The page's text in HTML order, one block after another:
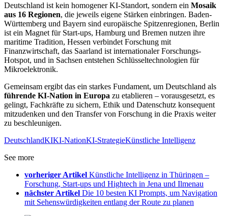
Deutschland ist kein homogener KI-Standort, sondern ein Mosaik
aus 16 Regionen, die jeweils eigene Stärken einbringen. Baden-
Württemberg und Bayern sind europäische Spitzenregionen, Berlin
ist ein Magnet für Start-ups, Hamburg und Bremen nutzen ihre
maritime Tradition, Hessen verbindet Forschung mit
Finanzwirtschaft, das Saarland ist internationaler Forschungs-
Hotspot, und in Sachsen entstehen Schlüsseltechnologien für
Mikroelektronik.
Gemeinsam ergibt das ein starkes Fundament, um Deutschland als
führende KI-Nation in Europa zu etablieren – vorausgesetzt, es
gelingt, Fachkräfte zu sichern, Ethik und Datenschutz konsequent
mitzudenken und den Transfer von Forschung in die Praxis weiter
zu beschleunigen.
DeutschlandKIKI-NationKI-StrategieKünstliche Intelligenz
See more
vorheriger Artikel Künstliche Intelligenz in Thüringen –
Forschung, Start-ups und Hightech in Jena und Ilmenau
nächster Artikel Die 10 besten KI Prompts, um Navigation
mit Sehenswürdigkeiten entlang der Route zu planen